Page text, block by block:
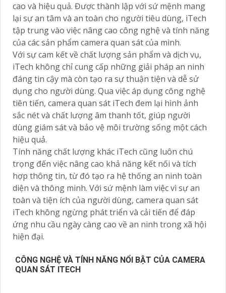
cao và hiệu quả. Được thành lập với sứ mệnh mang
lại sự an tâm và an toàn cho người tiêu dùng, iTech
tập trung vào việc nâng cao công nghệ và tính năng
của các sản phẩm camera quan sát của mình.
Với sự cam kết về chất lượng sản phẩm và dịch vụ,
iTech không chỉ cung cấp những giải pháp an ninh
đáng tin cậy mà còn tạo ra sự thuận tiện và dễ sử
dụng cho người dùng. Qua việc áp dụng công nghệ
tiên tiến, camera quan sát iTech đem lại hình ảnh
sắc nét và chất lượng âm thanh tốt, giúp người
dùng giám sát và bảo vệ môi trường sống một cách
hiệu quả.
Tính năng chất lượng khác iTech cũng luôn chú
trọng đến việc nâng cao khả năng kết nối và tích
hợp thông tin, từ đó tạo ra hệ thống an ninh toàn
diện và thông minh. Với sứ mệnh làm việc vì sự an
toàn và tiện ích của người dùng, camera quan sát
iTech không ngừng phát triển và cải tiến để đáp
ứng nhu cầu ngày càng cao về an ninh trong xã hội
hiện đại.
CÔNG NGHỆ VÀ TÍNH NĂNG NỔI BẬT CỦA CAMERA
QUAN SÁT ITECH